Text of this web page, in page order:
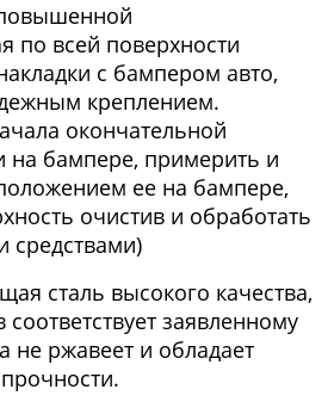
по всей поверхности
с бампером авто,
креплением.
окончательной
на бампере, примерить и
ее на бампере,
очистив и обработать
сталь высокого качества,
соответствует заявленному
не ржавеет и обладает